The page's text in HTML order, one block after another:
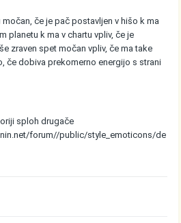
če je pač postavljen v hišo k ma
planetu k ma v chartu vpliv, če je
zraven spet močan vpliv, če ma take
če dobiva prekomerno energijo s strani
sploh drugače
forum//public/style_emoticons/de